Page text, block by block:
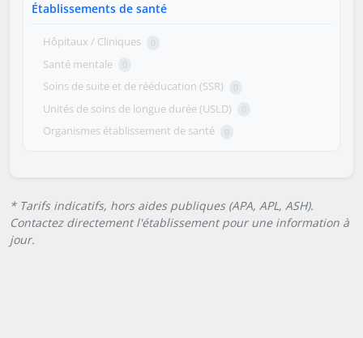
Établissements de santé
Hôpitaux / Cliniques 0
Santé mentale 0
Soins de suite et de rééducation (SSR) 0
Unités de soins de longue durée (USLD) 0
Organismes établissement de santé 0
* Tarifs indicatifs, hors aides publiques (APA, APL, ASH).
Contactez directement l'établissement pour une information à
jour.